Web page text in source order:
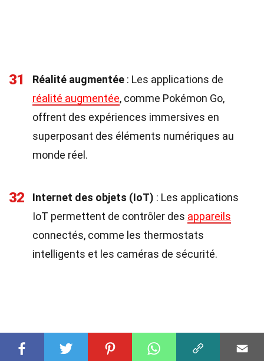
31 Réalité augmentée : Les applications de
réalité augmentée, comme Pokémon Go,
offrent des expériences immersives en
superposant des éléments numériques au
monde réel.
32 Internet des objets (IoT) : Les applications
IoT permettent de contrôler des appareils
connectés, comme les thermostats
intelligents et les caméras de sécurité.